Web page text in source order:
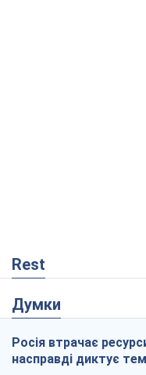
Rest
Думки
Росія втрачає
насправді диктує